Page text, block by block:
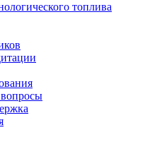
топлива
вопросы